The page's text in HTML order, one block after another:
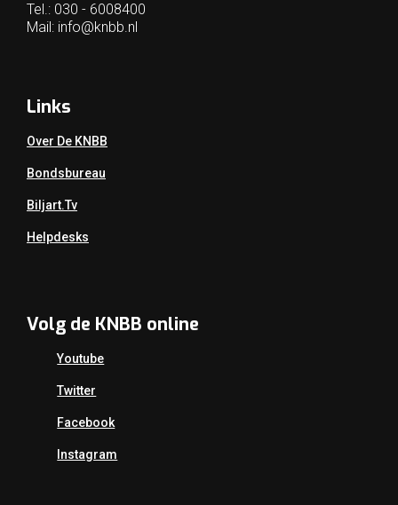
Tel.: 030 - 6008400
Mail: info@knbb.nl
Links
Over De KNBB
Bondsbureau
Biljart.tv
Helpdesks
Volg de KNBB online
Youtube
Twitter
Facebook
Instagram